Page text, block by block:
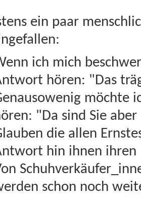
ein paar
ich mich
hören: "Das
möchte
"Da sind Sie
die allen
hin ihnen ihren
schon noch